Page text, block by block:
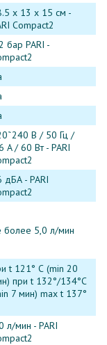
х 13 x 15 см -
Compact2
бар PARI -
В / 50 Гц /
A / 60 Вт - PARI
дБА - PARI
более 5,0 л/мин
t 121° С (min 20
при t 132°/134°С
7 мин) max t 137°
л/мин - PARI